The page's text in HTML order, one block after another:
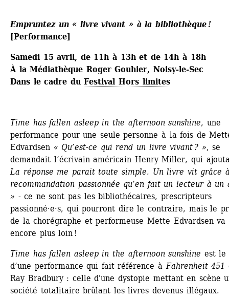
Empruntez un « livre vivant » à la bibliothèque !
[Performance]
Samedi 15 avril, de 11h à 13h et de 14h à 18h
À la Médiathèque Roger Gouhier, Noisy-le-Sec
Dans le cadre du Festival Hors limites
Time has fallen asleep in the afternoon sunshine, une
performance pour une seule personne à la fois de
Edvardsen « Qu’est-ce qui rend un livre vivant ? », se
demandait l’écrivain américain Henry Miller, qui
La réponse me parait toute simple. Un livre vit grâce
recommandation passionnée qu’en fait un lecteur à un
» - ce ne sont pas les bibliothécaires, prescripteurs
passionné·e·s, qui pourront dire le contraire, mais le
de la chorégraphe et performeuse Mette Edvardsen va
encore plus loin !
Time has fallen asleep in the afternoon sunshine est
d’une performance qui fait référence à Fahrenheit 451
Ray Bradbury : celle d'une dystopie mettant en scène
société totalitaire brûlant les livres devenus illégaux.